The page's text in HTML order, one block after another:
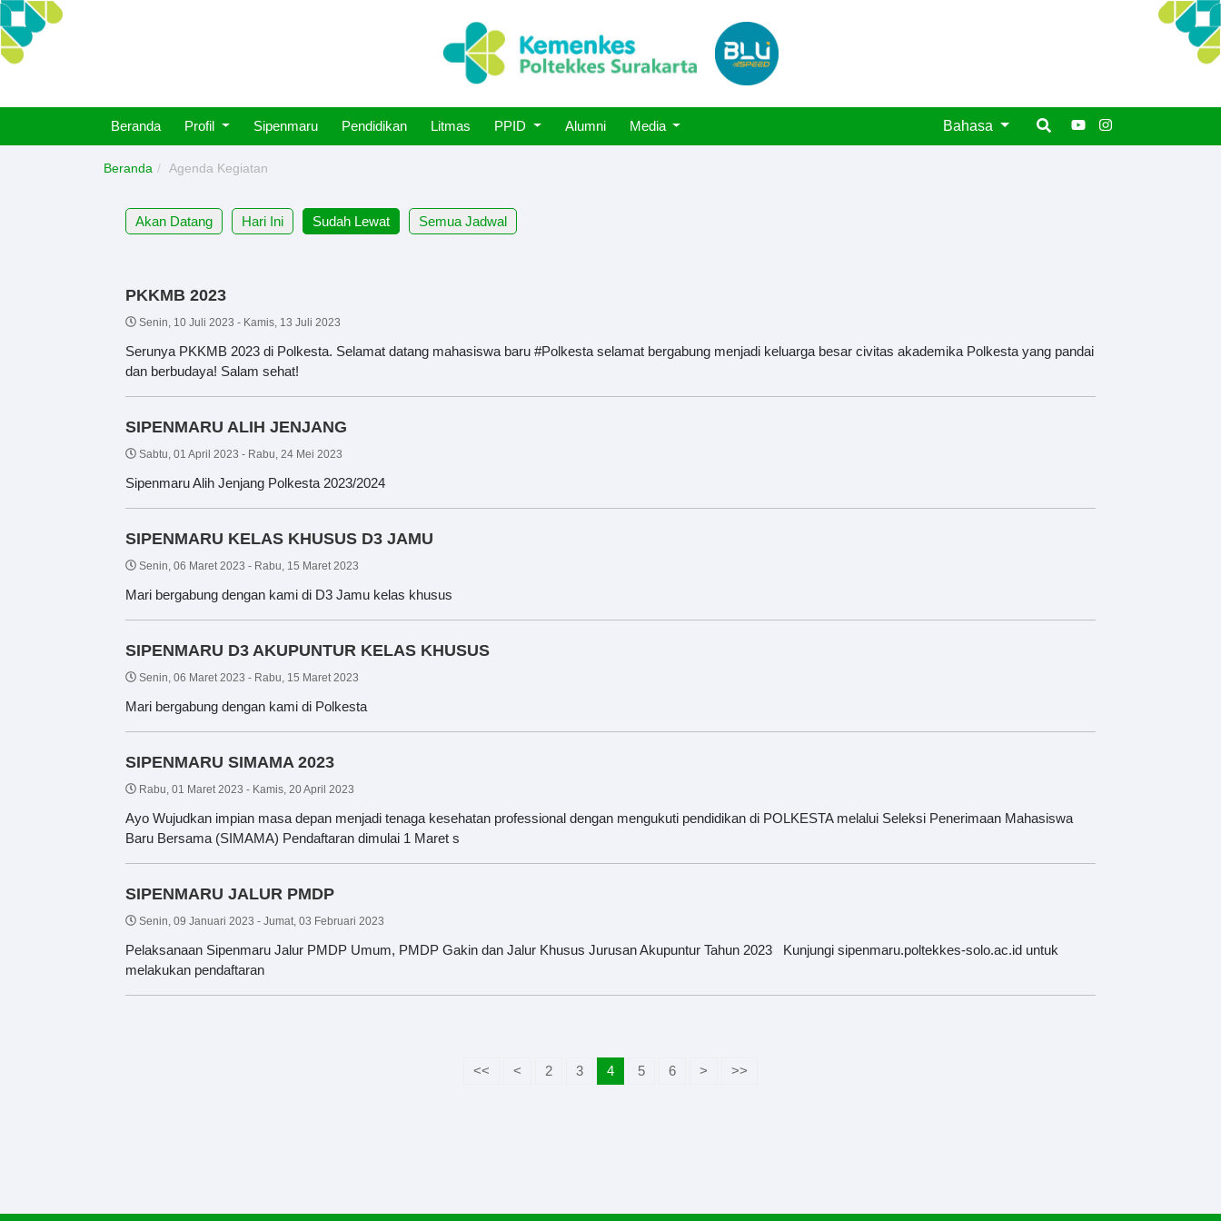
Beranda Profil Sipenmaru Pendidikan Litmas PPID Alumni Media Bahasa
Beranda Agenda Kegiatan
Akan Datang Hari Ini Sudah Lewat Semua Jadwal
PKKMB 2023
Senin, 10 Juli 2023 - Kamis, 13 Juli 2023
Serunya PKKMB 2023 di Polkesta. Selamat datang mahasiswa baru #Polkesta selamat bergabung menjadi keluarga besar civitas akademika Polkesta yang pandai
dan berbudaya! Salam sehat!
SIPENMARU ALIH JENJANG
Sabtu, 01 April 2023 - Rabu, 24 Mei 2023
Sipenmaru Alih Jenjang Polkesta 2023/2024
SIPENMARU KELAS KHUSUS D3 JAMU
Senin, 06 Maret 2023 - Rabu, 15 Maret 2023
Mari bergabung dengan kami di D3 Jamu kelas khusus
SIPENMARU D3 AKUPUNTUR KELAS KHUSUS
Senin, 06 Maret 2023 - Rabu, 15 Maret 2023
Mari bergabung dengan kami di Polkesta
SIPENMARU SIMAMA 2023
Rabu, 01 Maret 2023 - Kamis, 20 April 2023
Ayo Wujudkan impian masa depan menjadi tenaga kesehatan professional dengan mengukuti pendidikan di POLKESTA melalui Seleksi Penerimaan Mahasiswa
Baru Bersama (SIMAMA) Pendaftaran dimulai 1 Maret s
SIPENMARU JALUR PMDP
Senin, 09 Januari 2023 - Jumat, 03 Februari 2023
Pelaksanaan Sipenmaru Jalur PMDP Umum, PMDP Gakin dan Jalur Khusus Jurusan Akupuntur Tahun 2023 Kunjungi sipenmaru.poltekkes-solo.ac.id untuk
melakukan pendaftaran
<< < 2 3 4 5 6 > >>